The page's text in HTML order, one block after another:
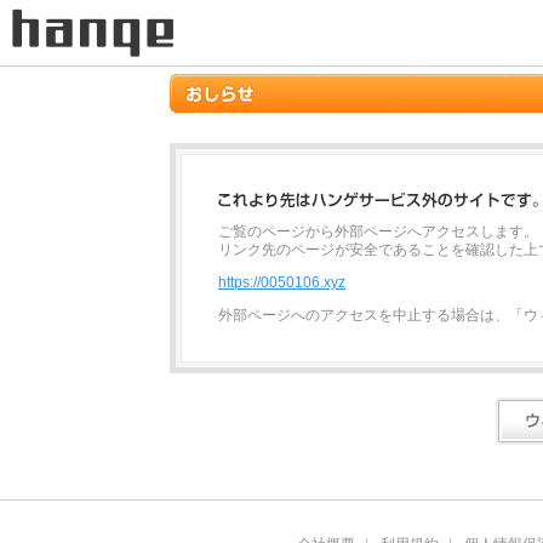
ご覧のページから外部ページへアクセスします。
リンク先のページが安全であることを確認した
https://0050106.xyz
外部ページへのアクセスを中止する場合は、「